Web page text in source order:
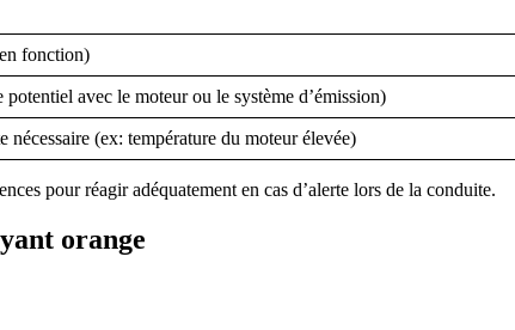
fonction)
avec le moteur ou le système d’émission)
(ex: température du moteur élevée)
pour réagir adéquatement en cas d’alerte lors de la conduite.
orange